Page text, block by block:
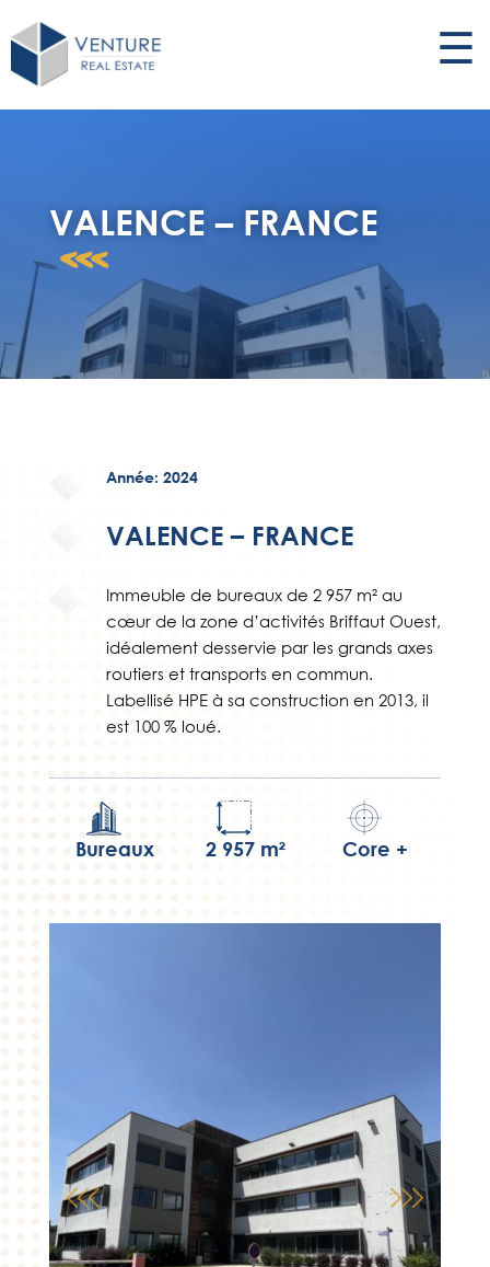
☰
VALENCE – FRANCE
<<<
Année: 2024
VALENCE – FRANCE
Immeuble de bureaux de 2 957 m² au
cœur de la zone d’activités Briffaut Ouest,
idéalement desservie par les grands axes
routiers et transports en commun.
Labellisé HPE à sa construction en 2013, il
est 100 % loué.
Bureaux 2 957 m² Core +